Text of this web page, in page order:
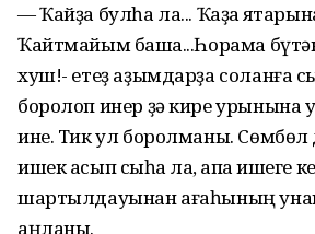
— Ҡайҙа булһа ла... Ҡаҙаҡ
Ҡайтмайым башҡа...Һорама
хуш!- етеҙ аҙымдарҙа соланға
боролоп инер ҙә кире урынына
ине. Тик ул боролманы. Сөмбөл
ишек асып сыҡһа ла, ҡапҡа ишеге
шартылдауынан ағаһының
аңланы.